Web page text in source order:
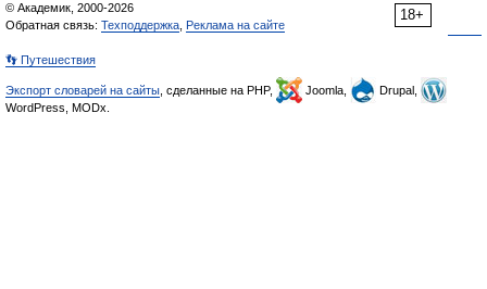
18+
© Академик, 2000-2026
Обратная связь: Техподдержка Реклама на сайте
👣 Путешествия
Экспорт словарей на сайты , сделанные на PHP, Joomla,
Drupal,
WordPress, MODx.